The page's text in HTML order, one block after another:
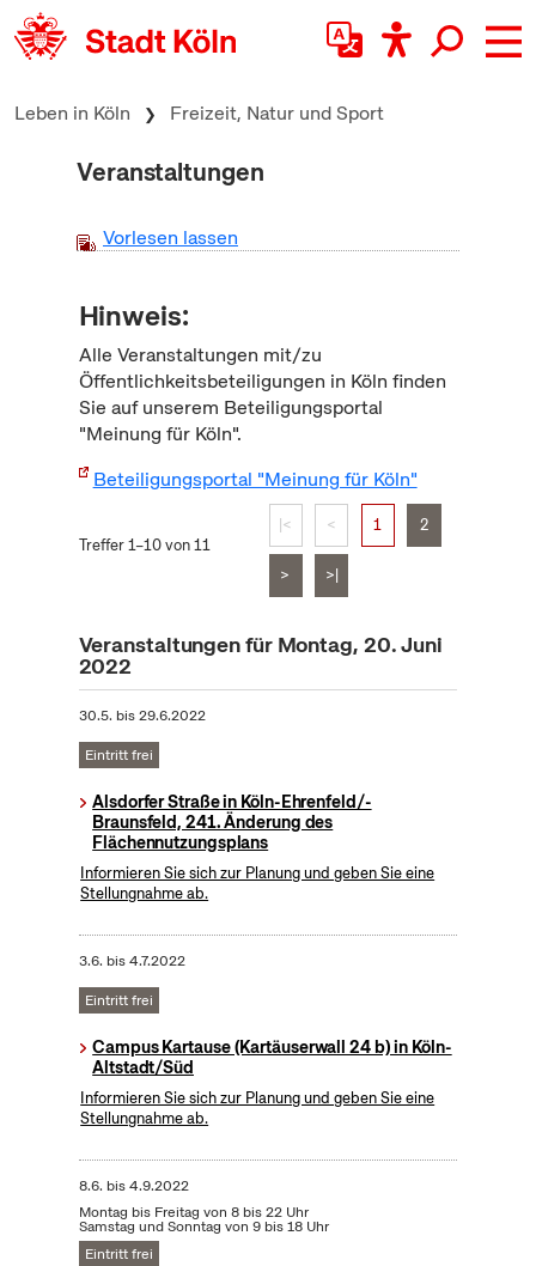
zum Inhalt springen
Leben in Köln Freizeit, Natur und Sport
Veranstaltungen
Vorlesen lassen
Hinweis:
Alle Veranstaltungen mit/zu
Öffentlichkeitsbeteiligungen in Köln finden
Sie auf unserem Beteiligungsportal
"Meinung für Köln".
Beteiligungsportal "Meinung für Köln"
Treffer 1–10 von 11
|< < 1 2
> >|
Veranstaltungen für Montag, 20. Juni
2022
30.5. bis29.6.2022
Eintritt frei
Alsdorfer Straße in Köln-Ehrenfeld/-
Braunsfeld, 241. Änderung des
Flächennutzungsplans
Informieren Sie sich zur Planung und geben Sie eine
Stellungnahme ab.
3.6. bis4.7.2022
Eintritt frei
Campus Kartause (Kartäuserwall 24 b) in Köln-
Altstadt/Süd
Informieren Sie sich zur Planung und geben Sie eine
Stellungnahme ab.
8.6. bis4.9.2022
Montag bis Freitag von 8 bis 22 Uhr
Samstag und Sonntag von 9 bis 18 Uhr
Eintritt frei